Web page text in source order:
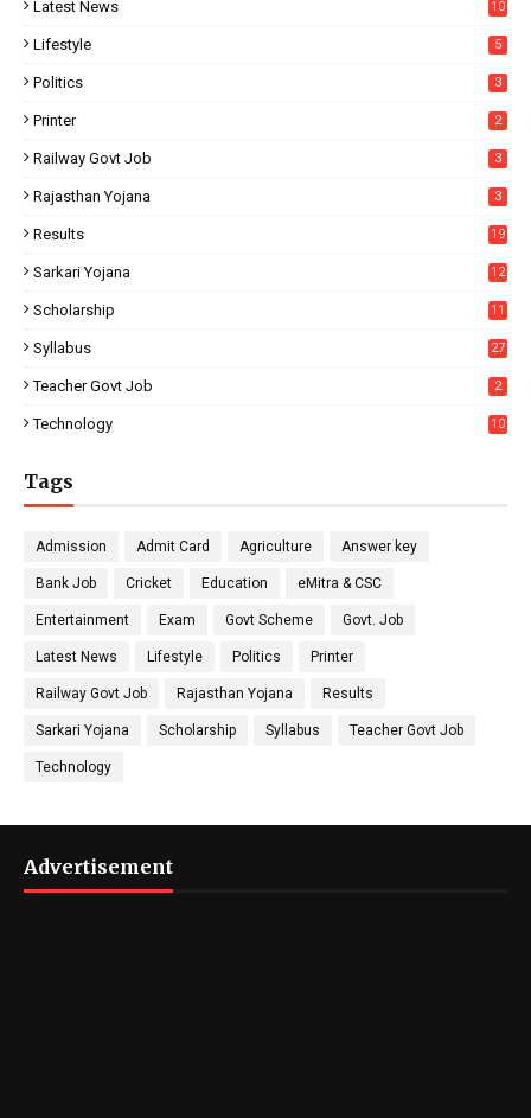
Latest News 10
Lifestyle 5
Politics 3
Printer 2
Railway Govt Job 3
Rajasthan Yojana 3
Results 19
Sarkari Yojana 12
Scholarship 11
Syllabus 27
Teacher Govt Job 2
Technology 10
Tags
Admission Admit Card Agriculture Answer key
Bank Job Cricket Education eMitra & CSC
Entertainment Exam Govt Scheme Govt. Job
Latest News Lifestyle Politics Printer
Railway Govt Job Rajasthan Yojana Results
Sarkari Yojana Scholarship Syllabus Teacher Govt Job
Technology
Advertisement